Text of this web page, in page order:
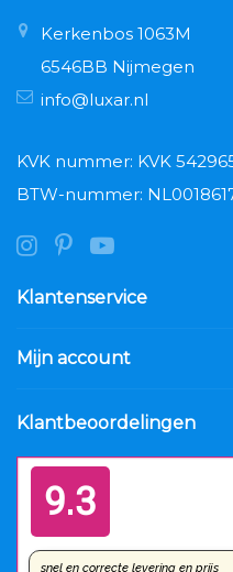
Kerkenbos 1063M
6546BB Nijmegen
info@luxar.nl
KVK nummer: KVK
BTW-nummer:
Klantenservice
Mijn account
Klantbeoordelingen